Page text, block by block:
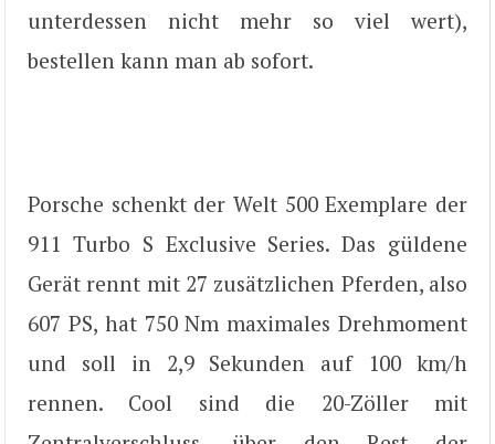
unterdessen nicht mehr so viel wert),
bestellen kann man ab sofort.
Porsche schenkt der Welt 500 Exemplare der
911 Turbo S Exclusive Series. Das güldene
Gerät rennt mit 27 zusätzlichen Pferden, also
607 PS, hat 750 Nm maximales Drehmoment
und soll in 2,9 Sekunden auf 100 km/h
rennen. Cool sind die 20-Zöller mit